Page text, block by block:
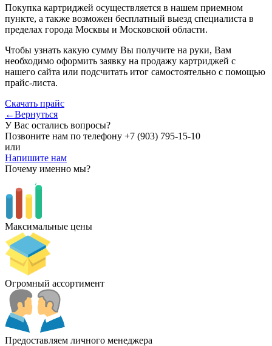
Покупка картриджей осуществляется в нашем приемном
пункте, а также возможен бесплатный выезд специалиста в
пределах города Москвы и Московской области.
Чтобы узнать какую сумму Вы получите на руки, Вам
необходимо оформить заявку на продажу картриджей с
нашего сайта или подсчитать итог самостоятельно с помощью
прайс-листа.
Скачать прайс
←Вернуться
У Вас остались вопросы?
Позвоните нам по телефону +7 (903) 795-15-10
или
Напишите нам
Почему именно мы?
Максимальные цены
Огромный ассортимент
Предоставляем личного менеджера